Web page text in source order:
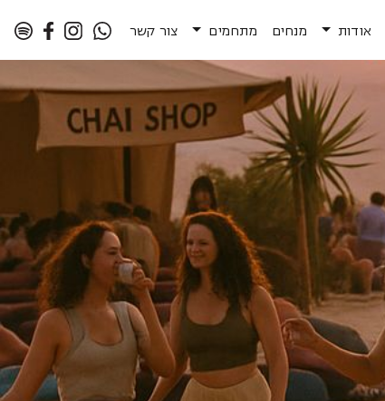
אודות מנחים מתחמים צור קשר